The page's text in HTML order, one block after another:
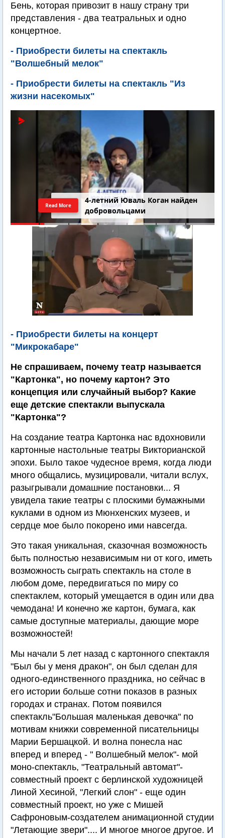
Бень, которая привозит в нашу страну три
представления - два театральных и одно
концертное.
- Приобрести билеты на спектакль
"Волшебный мелок"
- Приобрести билеты на спектакль "Из
жизни насекомых"
4-летний Юваль Коган найден
добровольцами
Read More
- Приобрести билеты на концерт
"Микрокабаре"
Не спрашиваем, почему театр называется
"Картонка", но почему картон? Это
концепция или случайный выбор? Какие
еще детские спектакли выпускала
"Картонка"?
На создание театра Картонка нас вдохновили
картонные настольные театры Викторианской
эпохи. Было такое чудесное время, когда люди
много общались, музицировали, читали вслух,
разыгрывали домашние постановки... Я
увидела такие театры с плоскими бумажными
куклами в одном из Мюнхенских музеев, и
сердце мое было покорено ими навсегда.
Это такая уникальная, сказочная возможность
быть полностью независимым ни от кого, иметь
возможность сыграть спектакль на столе в
любом доме, передвигаться по миру со
спектаклем, который умещается в один или два
чемодана! И конечно же картон, бумага, как
самые доступные материалы, дающие море
возможностей!
Мы начали 5 лет назад с картонного спектакля
"Был бы у меня дракон", он был сделан для
одного-единственного праздника, но сейчас в
его истории больше сотни показов в разных
городах и странах. Потом появился
спектакль"Большая маленькая девочка" по
мотивам книжки современной писательницы
Марии Бершацкой. И волна понесла нас
вперед и вперед - " Волшебный мелок"- мой
моно-спектакль, "Театральный автомат"-
совместный проект с берлинской художницей
Линой Хесиной, "Легкий слон" - еще один
совместный проект, но уже с Мишей
Сафроновым-создателем анимационной студии
"Летающие звери".... И многое многое другое. И